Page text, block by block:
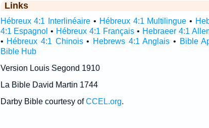
Links
Hébreux 4:1 Interlinéaire • Hébreux 4:1 Multilingue •
4:1 Espagnol • Hébreux 4:1 Français • Hebraeer 4:1
• Hébreux 4:1 Chinois• Hebrews 4:1 Anglais • Bible
Bible Hub
Version Louis Segond 1910
La Bible David Martin 1744
Darby Bible courtesy ofCCEL.org.